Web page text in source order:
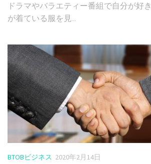
ドラマやバラエティー番組で自分が好
が着ている服を見...
BTOBビジネス 2020年2月14日